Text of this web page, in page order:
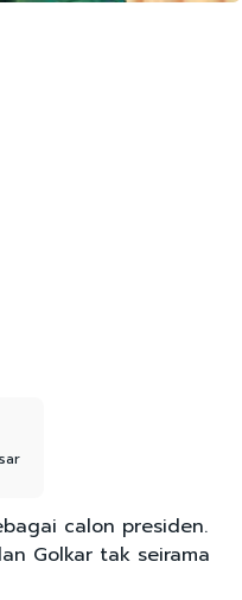
calon presiden.
Golkar tak seirama